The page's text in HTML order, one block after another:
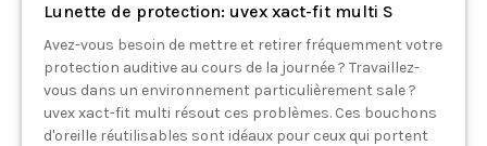
Lunette de protection: uvex xact-fit multi S
Avez-vous besoin de mettre et retirer fréquemment votre
protection auditive au cours de la journée ? Travaillez-
vous dans un environnement particulièrement sale ?
uvex xact-fit multi résout ces problèmes. Ces bouchons
d'oreille réutilisables sont idéaux pour ceux qui portent